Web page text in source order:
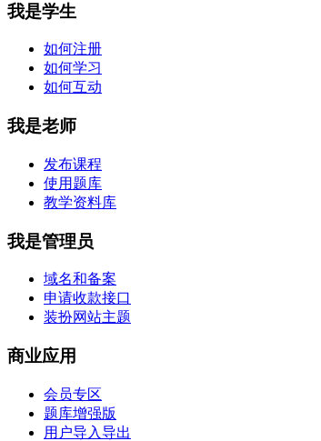
我是学生
如何注册
如何学习
如何互动
我是老师
发布课程
使用题库
教学资料库
我是管理员
域名和备案
申请收款接口
装扮网站主题
商业应用
会员专区
题库增强版
用户导入导出